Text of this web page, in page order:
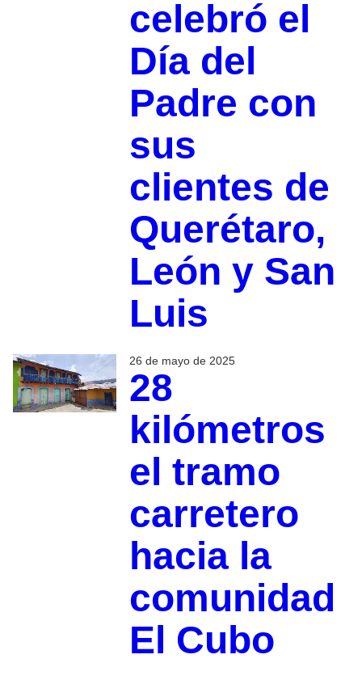
celebró el
Día del
Padre con
sus
clientes de
Querétaro,
León y San
Luis
26 de mayo de 2025
28
kilómetros
el tramo
carretero
hacia la
comunidad
El Cubo